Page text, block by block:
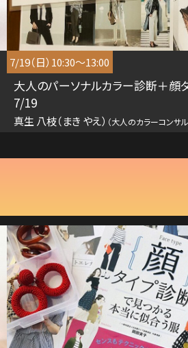
7/19（日）10:30～13:00
大人のパーソナルカラー診断＋顔
7/19
真生 八枝（まき やえ） （大人のカラーコンサル